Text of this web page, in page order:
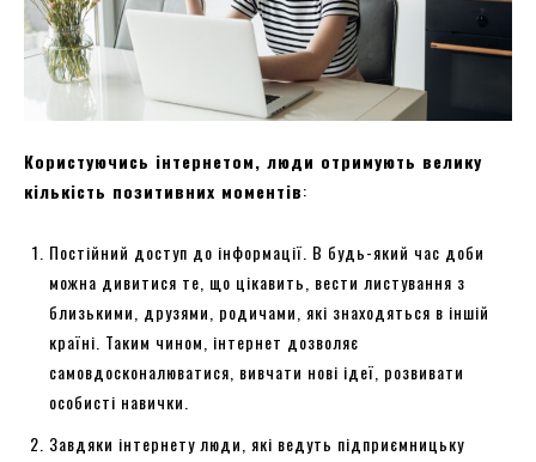
Користуючись інтернетом, люди отримують велику
кількість позитивних моментів:
Постійний доступ до інформації. В будь-який час доби
можна дивитися те, що цікавить, вести листування з
близькими, друзями, родичами, які знаходяться в іншій
країні. Таким чином, інтернет дозволяє
самовдосконалюватися, вивчати нові ідеї, розвивати
особисті навички.
Завдяки інтернету люди, які ведуть підприємницьку